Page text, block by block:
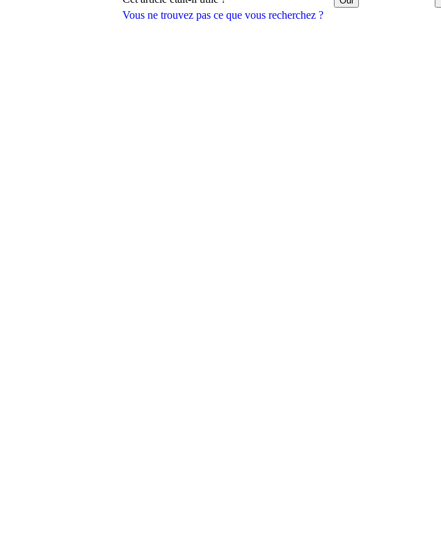
Vous ne trouvez pas ce que vous recherchez ?